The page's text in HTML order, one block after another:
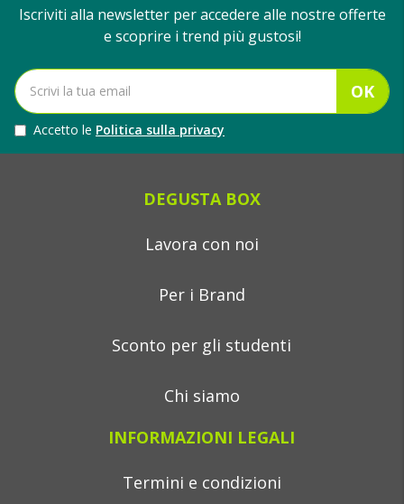
Iscriviti alla newsletter per accedere alle nostre offerte
e scoprire i trend più gustosi!
OK
Accetto le Politica sulla privacy
DEGUSTA BOX
Lavora con noi
Per i Brand
Sconto per gli studenti
Chi siamo
INFORMAZIONI LEGALI
Termini e condizioni